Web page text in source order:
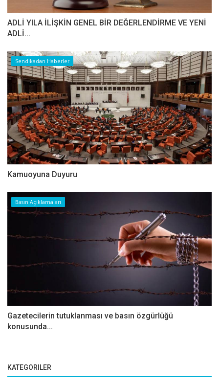
ADLİ YILA İLİŞKİN GENEL BİR DEĞERLENDİRME VE YENİ
ADLİ...
Sendikadan Haberler
Kamuoyuna Duyuru
Basın Açıklamaları
Gazetecilerin tutuklanması ve basın özgürlüğü
konusunda...
KATEGORILER